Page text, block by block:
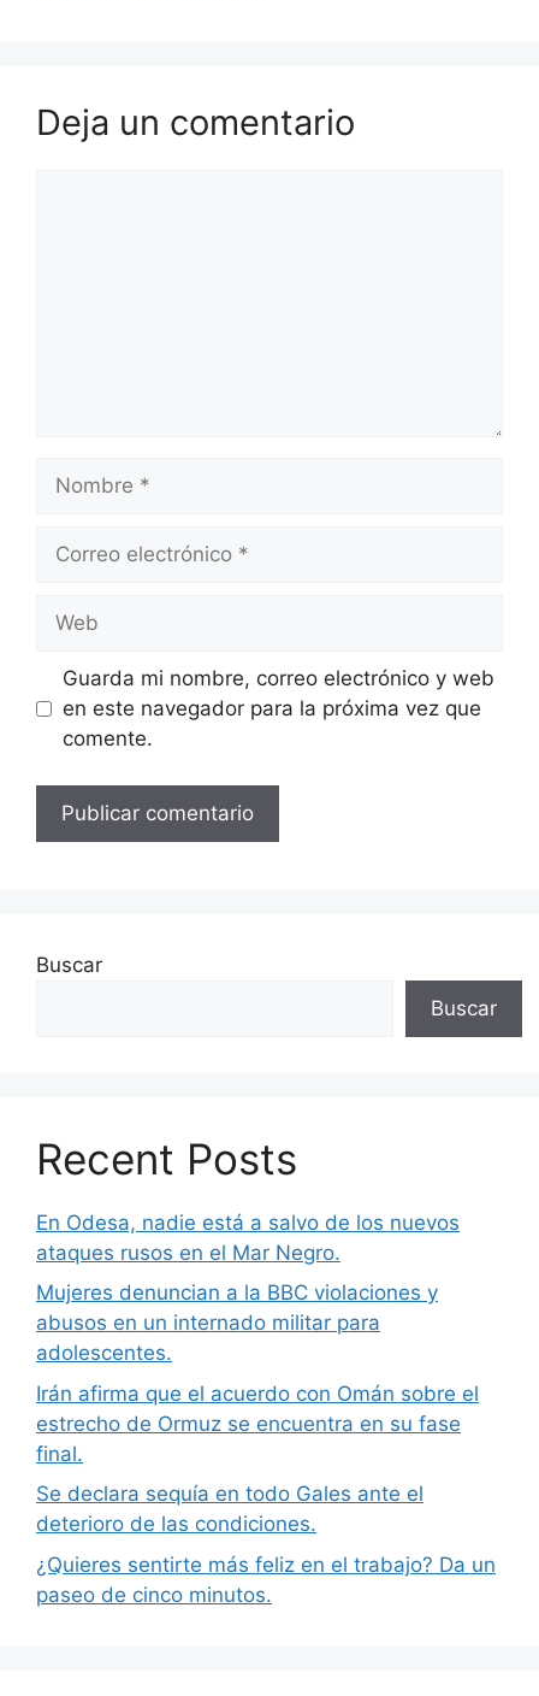
Deja un comentario
Nombre
Correo
Web
Guarda mi nombre, correo electrónico y web
en este navegador para la próxima vez que
comente.
Buscar
Buscar
Recent Posts
En Odesa, nadie está a salvo de los nuevos
ataques rusos en el Mar Negro.
Mujeres denuncian a la BBC violaciones y
abusos en un internado militar para
adolescentes.
Irán afirma que el acuerdo con Omán sobre el
estrecho de Ormuz se encuentra en su fase
final.
Se declara sequía en todo Gales ante el
deterioro de las condiciones.
¿Quieres sentirte más feliz en el trabajo? Da un
paseo de cinco minutos.